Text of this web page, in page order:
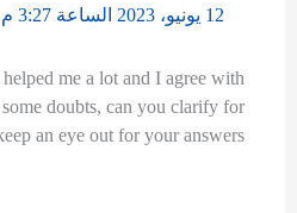
12 يونيو، 2023 الساعة 3:27 م
me a lot and I agree with
doubts, can you clarify for
an eye out for your answers.